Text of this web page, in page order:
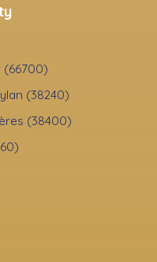
(66700)
(38240)
(38400)